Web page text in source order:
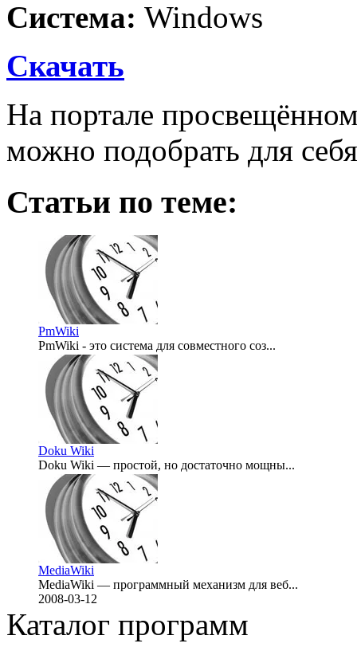
Система: Windows
Скачать
На портале
можно подобрать для
Статьи по теме:
PmWiki
PmWiki - это система для совместного соз...
2008-03-14
Doku Wiki
Doku Wiki — простой, но достаточно мощны...
2008-03-13
MediaWiki
MediaWiki — программный механизм для веб...
2008-03-12
Каталог программ